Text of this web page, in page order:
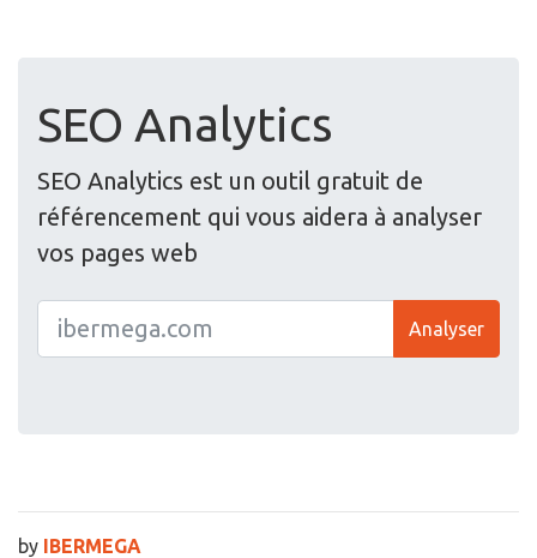
SEO Analytics
SEO Analytics est un outil gratuit de
référencement qui vous aidera à analyser
vos pages web
Analyser
by IBERMEGA